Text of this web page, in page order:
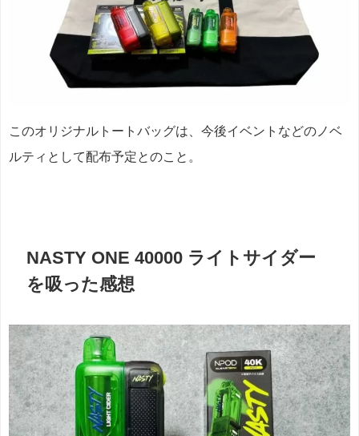
このオリジナルトートバッグは、今後イベントなどのノベ
ルティとして配布予定とのこと。
NASTY ONE 40000 ライトサイダー
を吸った感想